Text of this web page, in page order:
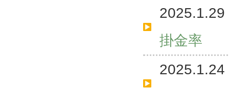
2025.1.29
掛金率
2025.1.24